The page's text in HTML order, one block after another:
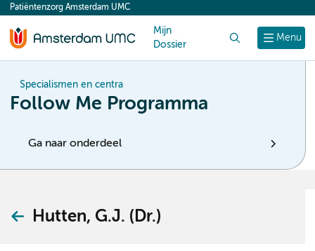
content
Menu
Patiëntenzorg Amsterdam UMC
Mijn
Dossier
Specialismen en centra
Follow Me Programma
Ga naar onderdeel
Hutten, G.J. (Dr.)